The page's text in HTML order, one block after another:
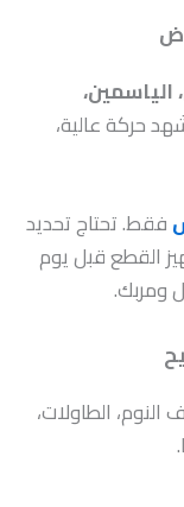
الياسمين،
حركة عالية،
فقط. تحتاج تحديد
القطع قبل يوم
ومربك.
الطاولات،